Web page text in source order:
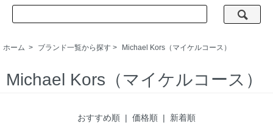
ホーム > ブランド一覧から探す > Michael Kors（マイケルコース）
Michael Kors（マイケルコース）
おすすめ順 | 価格順 | 新着順